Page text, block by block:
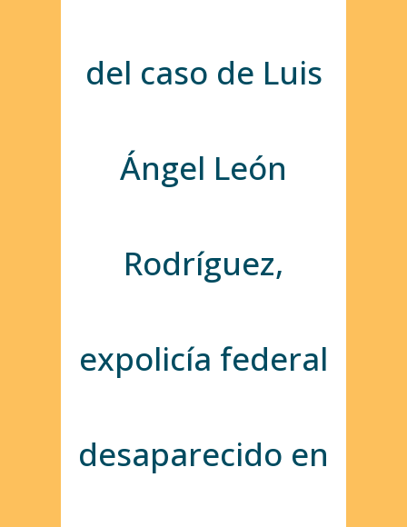
del caso de Luis
Ángel León
Rodríguez,
expolicía federal
desaparecido en